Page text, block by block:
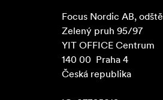
Focus Nordic AB,
Zelený pruh 95/97
YIT OFFICE Centrum
140 00  Praha 4
Česká republika